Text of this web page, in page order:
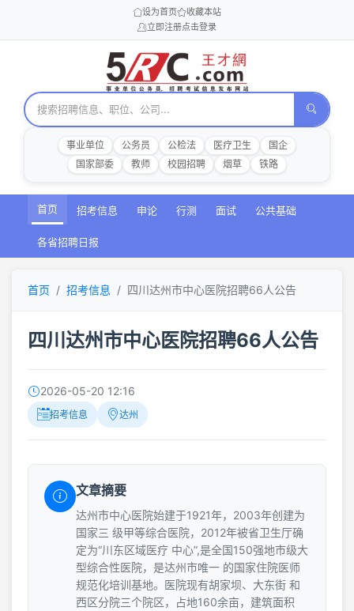
设为首页
收藏本站
立即注册点击登录
事业单位 公务员 公检法 医疗卫生
国企
国家部委
教师 校园招聘 烟草 铁路
首页 招考信息 申论 行测 面试 公共基础
各省招聘日报
首页 招考信息 四川达州市中心医院招聘66人公告
四川达州市中心医院招聘66人公告
2026-05-20 12:16
招考信息 达州
文章摘要
达州市中心医院始建于1921年，2003年创建为
国家三 级甲等综合医院，2012年被省卫生厅确
定为“川东区域医疗 中心”,是全国150强地市级大
型综合性医院，是达州市唯一 的国家住院医师
规范化培训基地。医院现有胡家坝、大东街 和
西区分院三个院区，占地160余亩，建筑面积